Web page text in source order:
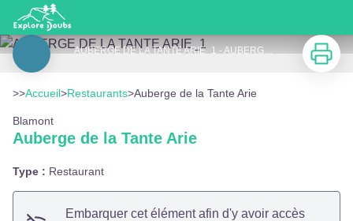
Auberge de la Tante Arie
AUBERGE DE LA TANTE ARIE_1 - AUBERGE DE LA TANTE ARIE
Voir l'image en plein écran
Imprimer
>>Accueil>Restaurants>Auberge de la Tante Arie
Blamont
Auberge de la Tante Arie
Type : Restaurant
Embarquer cet élément afin d'y avoir accès